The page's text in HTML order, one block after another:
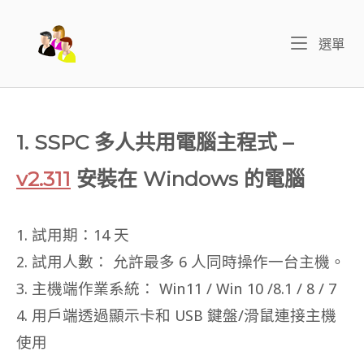
Home
選單
1. SSPC 多人共用電腦主程式 –
v2.311 安裝在 Windows 的電腦
1. 試用期：14 天
2. 試用人數： 允許最多 6 人同時操作一台主機。
3. 主機端作業系統： Win11 / Win 10 /8.1 / 8 / 7
4. 用戶端透過顯示卡和 USB 鍵盤/滑鼠連接主機
使用